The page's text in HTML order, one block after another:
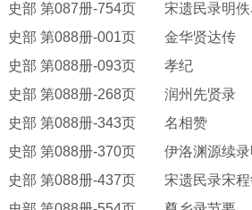
史部 第087册-754页 宋遗民录明佚
史部 第088册-001页 金华贤达传
史部 第088册-093页 孝纪
史部 第088册-268页 润州先贤录
史部 第088册-343页 名相赞
史部 第088册-370页 伊洛渊源续录
史部 第088册-437页 宋遗民录宋程